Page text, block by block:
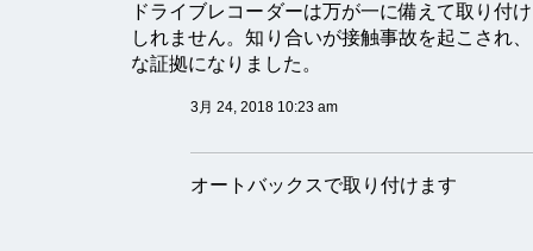
ドライブレコーダーは万が一に備えて取り付
しれません。知り合いが接触事故を起こされ
な証拠になりました。
3月 24, 2018 10:23 am
オートバックスで取り付けます